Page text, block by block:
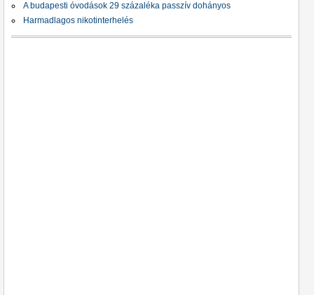
A budapesti óvodások 29 százaléka passzív dohányos
Harmadlagos nikotinterhelés